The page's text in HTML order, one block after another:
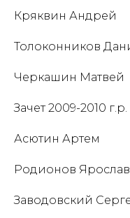
Кряквин Андрей
Толоконников
Черкашин Матвей
Зачет 2009-2010 г.р.
Асютин Артем
Родионов Ярослав
Заводовский